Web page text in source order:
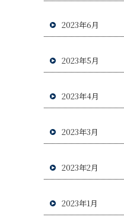
2023年6月
2023年5月
2023年4月
2023年3月
2023年2月
2023年1月